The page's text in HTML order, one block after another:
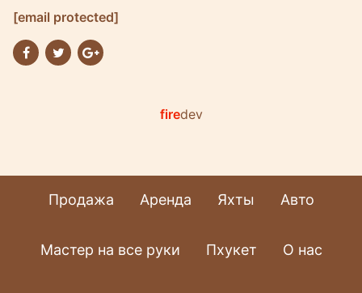
[email protected]
firedev
Продажа Аренда Яхты Авто
Мастер на все руки Пхукет О нас